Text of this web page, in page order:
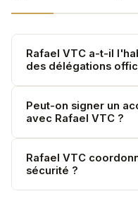
Rafael VTC a-t-il
des délégations
Oui. Protocole,
nous gérons toutes les
Peut-on signer un
avec Rafael VTC ?
Oui. NDA disponible
délégation ou
Rafael VTC
sécurité ?